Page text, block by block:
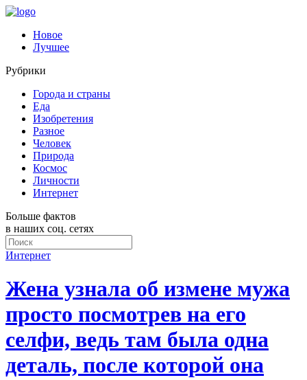
Новое
Лучшее
Рубрики
Города и страны
Еда
Изобретения
Разное
Человек
Природа
Космос
Личности
Интернет
Больше фактов
в наших соц. сетях
Интернет
Жена узнала об измене мужа
просто посмотрев на его
селфи, ведь там была одна
деталь, после которой она